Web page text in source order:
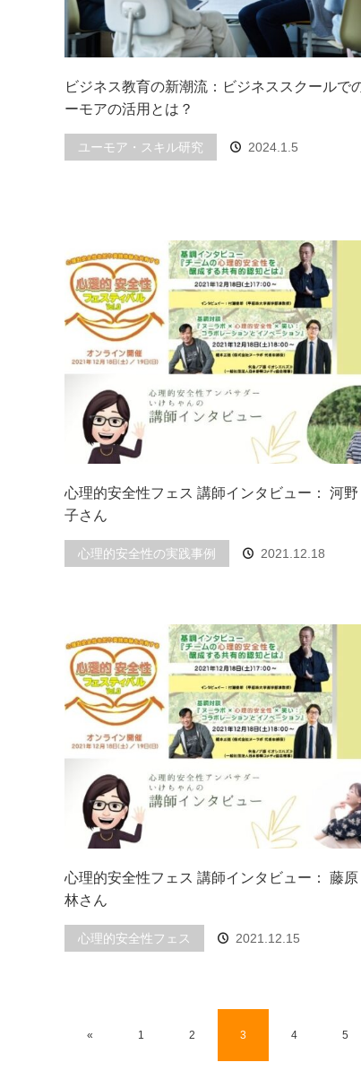
ビジネス教育の新潮流：ビジネススクールで
ーモアの活用とは？
ユーモア・スキル研究 2024.1.5
心理的安全性フェス 講師インタビュー： 河野
子さん
心理的安全性の実践事例 2021.12.18
心理的安全性フェス 講師インタビュー： 藤原
林さん
心理的安全性フェス 2021.12.15
« 1 2 3 4 5